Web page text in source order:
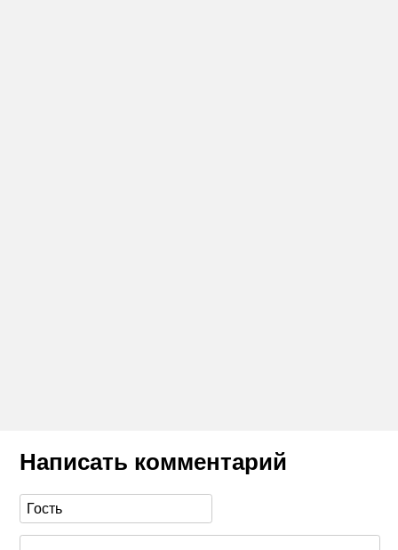
Написать комментарий